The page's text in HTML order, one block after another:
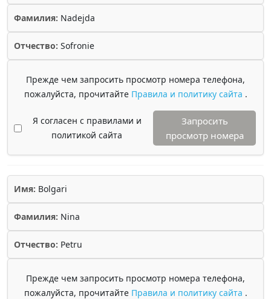
Фамилия: Nadejda
Отчество: Sofronie
Прежде чем запросить просмотр номера телефона,
пожалуйста, прочитайте Правила и политику сайта .
Я согласен с правилами и
политикой сайта
Запросить
просмотр номера
Имя: Bolgari
Фамилия: Nina
Отчество: Petru
Прежде чем запросить просмотр номера телефона,
пожалуйста, прочитайте Правила и политику сайта .